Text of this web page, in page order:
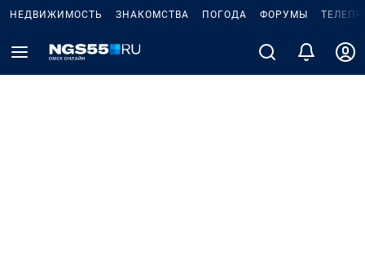
НЕДВИЖИМОСТЬ ЗНАКОМСТВА ПОГОДА ФОРУМЫ